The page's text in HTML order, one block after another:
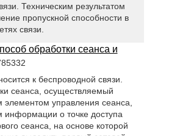
Техническим результатом
пропускной способности в
связи.
обработки сеанса и
к беспроводной связи.
сеанса, осуществляемый
управления сеанса,
информации о точке доступа
сеанса, на основе которой